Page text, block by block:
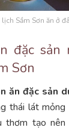
lịch Sầm Sơn ăn ở
đặc
Sơn
ăn đặc sản
thái lát mỏng
thơm tạo